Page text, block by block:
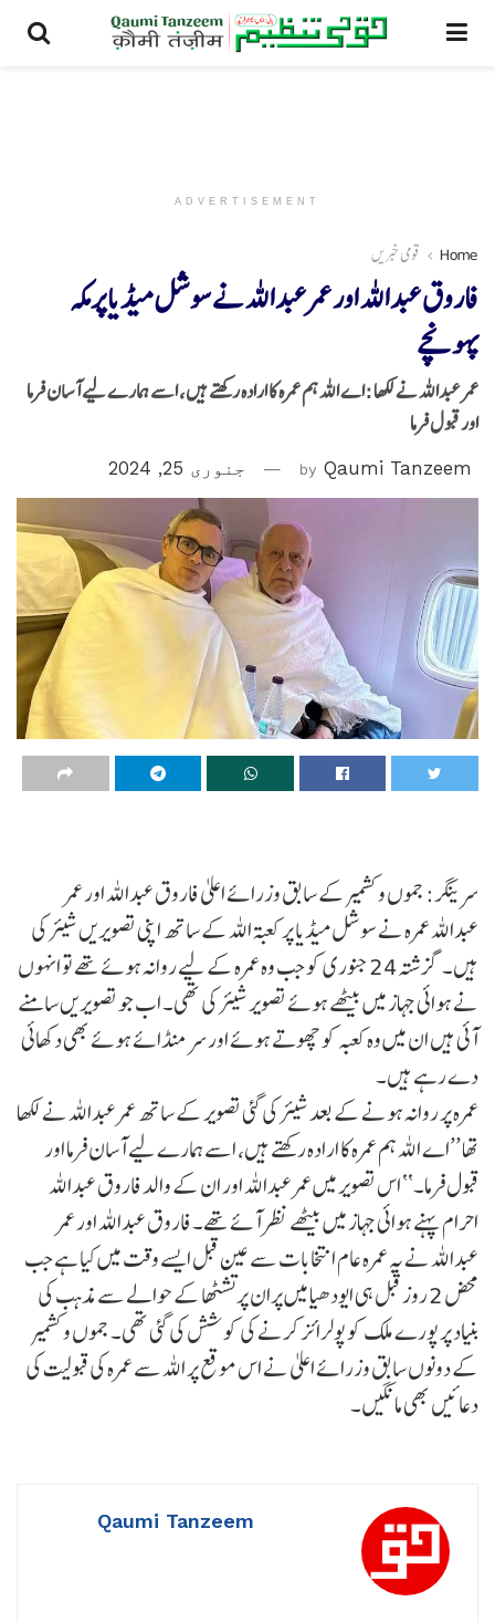
ADVERTISEMENT
Home قومی خبریں
فاروق عبداللہ اور عمر عبداللہ نے سوشل میڈیا پر مکہ
پہونچے
عمر عبداللہ نے لکھا :اے اللہ ہم عمرہ کا ارادہ رکھتے ہیں، اسے ہمارے لیے آسان فرما
اور قبول فرما
by Qaumi Tanzeem جنوری 25, 2024
سرینگر: جموں و کشمیر کے سابق وزرائے اعلیٰ فاروق عبداللہ اور عمر
عبداللہ عمرہ نے سوشل میڈیا پر کعبۃ اللہ کے ساتھ اپنی تصویریں شیئر کی
ہیں۔ گزشتہ24 جنوری کو جب وہ عمرہ کے لیے روانہ ہوئے تھے تو انہوں
نے ہوائی جہاز میں بیٹھے ہوئے تصویر شیئر کی تھی۔ اب جو تصویریں سامنے
آئی ہیں ان میں وہ کعبہ کو چھوتے ہوئے اور سر منڈائے ہوئے بھی دکھائی
دے رہے ہیں۔
عمرہ پر روانہ ہونے کے بعد شیئر کی گئی تصویر کے ساتھ عمر عبداللہ نے لکھا
تھا ’’اے اللہ ہم عمرہ کا ارادہ رکھتے ہیں، اسے ہمارے لیے آسان فرما اور
قبول فرما۔‘‘ اس تصویر میں عمر عبداللہ اور ان کے والد فاروق عبداللہ
احرام پہنے ہوائی جہاز میں بیٹھے نظر آئے تھے۔ فاروق عبداللہ اور عمر
عبداللہ نے یہ عمرہ عام انتخابات سے عین قبل ایسے وقت میں کیا ہے جب
محض 2 روز قبل ہی ایودھیا میں پران پرتشٹھا کے حوالے سے مذہب کی
بنیاد پر پورے ملک کو پولرائز کرنے کی کوشش کی گئی تھی۔ جموں و کشمیر
کے دونوں سابق وزرائے اعلیٰ نے اس موقع پر اللہ سے عمرہ کی قبولیت کی
دعائیں بھی مانگیں۔
Qaumi Tanzeem